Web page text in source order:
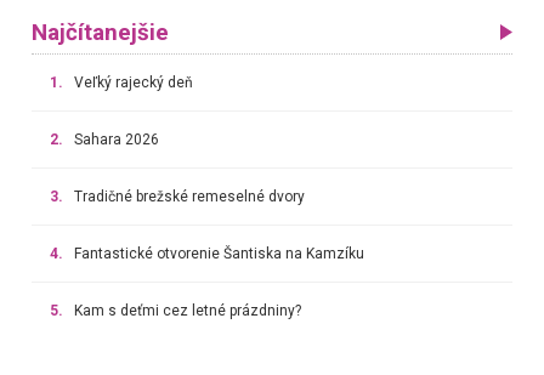
Najčítanejšie
1. Veľký rajecký deň
2. Sahara 2026
3. Tradičné brežské remeselné dvory
4. Fantastické otvorenie Šantiska na Kamzíku
5. Kam s deťmi cez letné prázdniny?